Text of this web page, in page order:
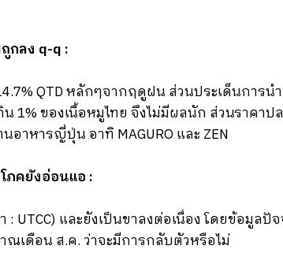
กลง q-q :
QTD หลักๆจากฤดูฝน ส่วนประเด็นการน
น 1% ของเนื้อหมูไทย จึงไม่มีผลนัก ส่วนราคา
อาหารญี่ปุ่น อาทิ MAGURO และ ZEN
ภคยังอ่อนแอ :
: UTCC) และยังเป็นขาลงต่อเนื่อง โดยข้อมูล
เดือน ส.ค. ว่าจะมีการกลับตัวหรือไม่